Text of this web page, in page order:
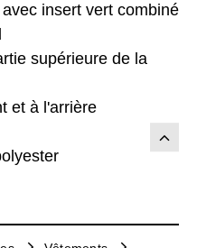
insert vert combiné
supérieure de la
et à l'arrière